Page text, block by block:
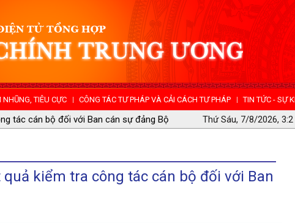
TIÊU CỰC CÔNG TÁC TƯ PHÁP VÀ CẢI CÁCH TƯ PHÁP TIN TỨC - SỰ
nhũng, tiêu cực tỉnh Đồng Nai Thứ Sáu, 7/8/2026, 3:2
kiểm tra công tác cán bộ đối với Ban